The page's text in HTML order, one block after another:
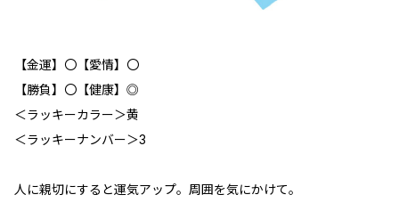
【金運】〇【愛情】〇
【勝負】〇【健康】◎
＜ラッキーカラー＞黄
＜ラッキーナンバー＞3
人に親切にすると運気アップ。周囲を気にかけて。